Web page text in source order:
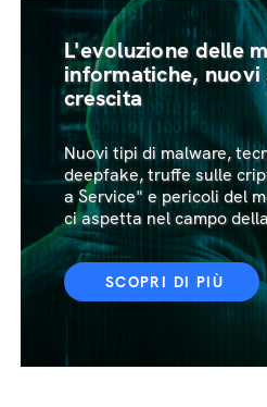
L'evoluzione delle
informatiche, nuovi
crescita
Nuovi tipi di malware,
deepfake, truffe sulle
a Service" e pericoli del
ci aspetta nel campo
nel futuro prossimo
SCOPRI DI PIÙ